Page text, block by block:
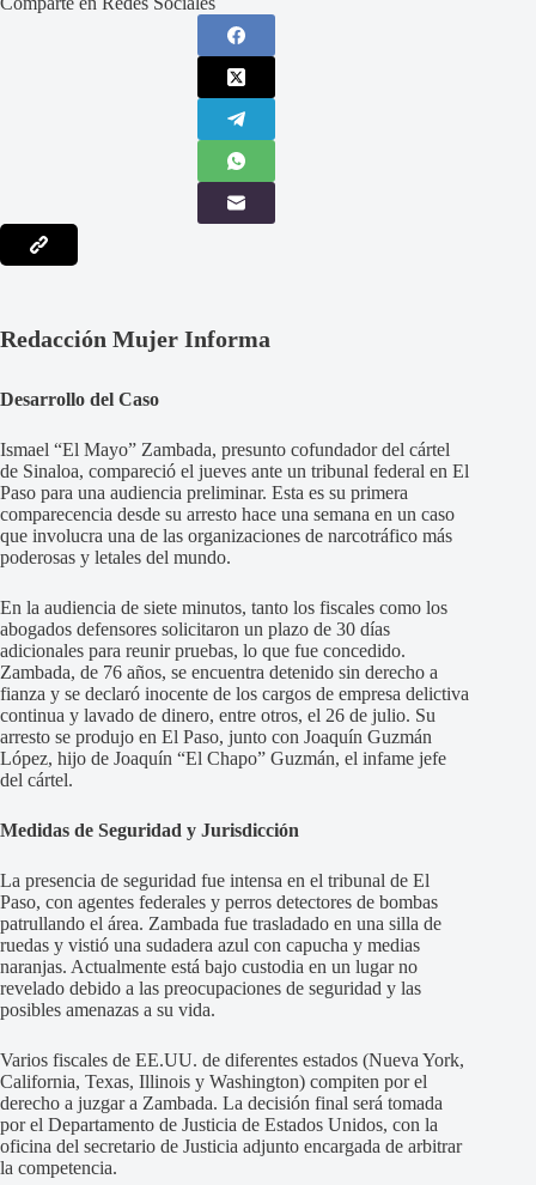
Redacción Mujer Informa
Desarrollo del Caso
Ismael “El Mayo” Zambada, presunto cofundador del cártel
de Sinaloa, compareció el jueves ante un tribunal federal en El
Paso para una audiencia preliminar. Esta es su primera
comparecencia desde su arresto hace una semana en un caso
que involucra una de las organizaciones de narcotráfico más
poderosas y letales del mundo.
En la audiencia de siete minutos, tanto los fiscales como los
abogados defensores solicitaron un plazo de 30 días
adicionales para reunir pruebas, lo que fue concedido.
Zambada, de 76 años, se encuentra detenido sin derecho a
fianza y se declaró inocente de los cargos de empresa delictiva
continua y lavado de dinero, entre otros, el 26 de julio. Su
arresto se produjo en El Paso, junto con Joaquín Guzmán
López, hijo de Joaquín “El Chapo” Guzmán, el infame jefe
del cártel.
Medidas de Seguridad y Jurisdicción
La presencia de seguridad fue intensa en el tribunal de El
Paso, con agentes federales y perros detectores de bombas
patrullando el área. Zambada fue trasladado en una silla de
ruedas y vistió una sudadera azul con capucha y medias
naranjas. Actualmente está bajo custodia en un lugar no
revelado debido a las preocupaciones de seguridad y las
posibles amenazas a su vida.
Varios fiscales de EE.UU. de diferentes estados (Nueva York,
California, Texas, Illinois y Washington) compiten por el
derecho a juzgar a Zambada. La decisión final será tomada
por el Departamento de Justicia de Estados Unidos, con la
oficina del secretario de Justicia adjunto encargada de arbitrar
la competencia.